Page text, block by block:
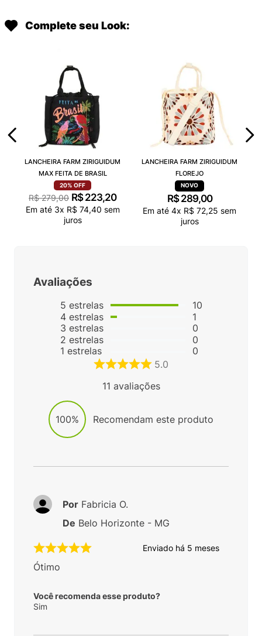
Complete seu Look:
LANCHEIRA FARM ZIRIGUIDUM
MAX FEITA DE BRASIL
20% OFF
R$ 279,00 R$ 223,20
Em até 3x R$ 74,40 sem
juros
LANCHEIRA FARM ZIRIGUIDUM
FLOREJO
R$ 289,00
Em até 4x R$ 72,25 sem
juros
Avaliações
5 estrelas
4estrelas
3 estrelas
2 estrelas
1 estrelas
10
1
0
0
0
5.0
11 avaliações
100% Recomendam este produto
Enviado há 5 meses
Ótimo
Você recomenda esse produto?
Sim
Por Fabricia O.
De Belo Horizonte - MG